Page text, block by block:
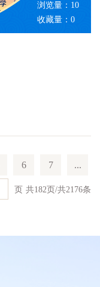
浏览量： 10
收藏量： 0
6 7 ...
共182页 /共2176条
页